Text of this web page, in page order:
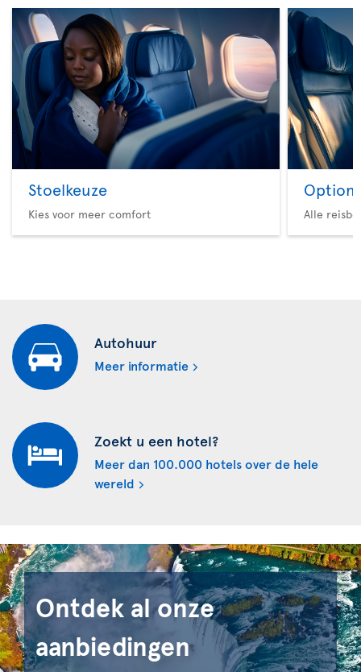
Stoelkeuze
Kies voor meer comfort
Option
Alle
Autohuur
Meer informatie
Zoekt u een hotel?
Meer dan 100.000 hotels over de hele
wereld
Ontdek al onze
aanbiedingen